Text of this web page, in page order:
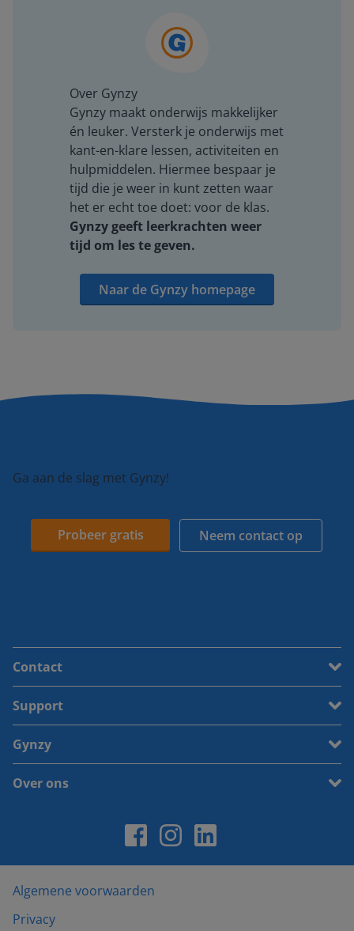
Over Gynzy
Gynzy maakt onderwijs makkelijker
én leuker. Versterk je onderwijs met
kant-en-klare lessen, activiteiten en
hulpmiddelen. Hiermee bespaar je
tijd die je weer in kunt zetten waar
het er echt toe doet: voor de klas.
Gynzy geeft leerkrachten weer
tijd om les te geven.
Naar de Gynzy homepage
Ga aan de slag met Gynzy!
Probeer gratis Neem contact op
Contact
Support
Gynzy
Over ons
Algemene voorwaarden
Privacy